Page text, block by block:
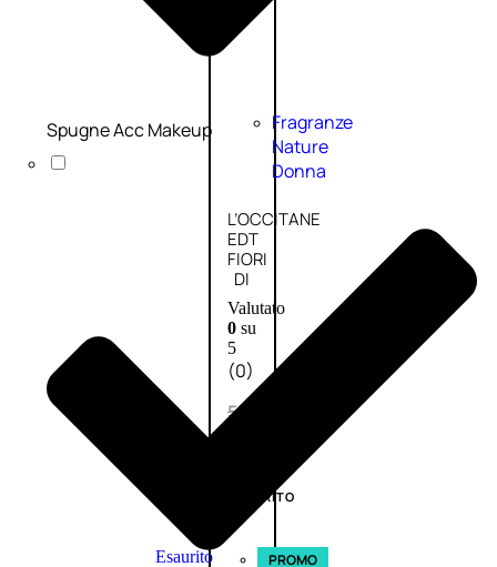
Fragranze
Nature
Donna
L’OCCITANE
EDT
FIORI
DI
Valutato
0su
5
(0)
58,00
ESAURITO
Esaurito PROMO
Spugne Acc Makeup